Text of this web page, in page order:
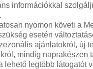
információkkal
nyomon követi a
esetén
ajánlatokról, új
mindig naprakészen
lehető legtöbb látogatót